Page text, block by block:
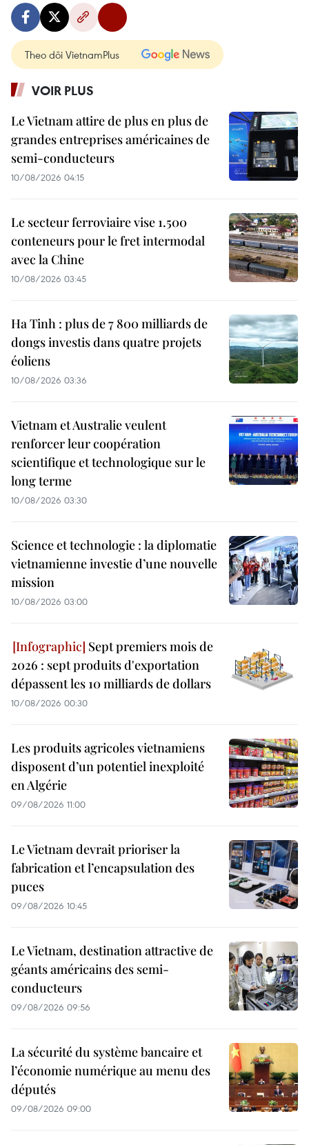
Theo dõi VietnamPlus
VOIR PLUS
Le Vietnam attire de plus en plus de
grandes entreprises américaines de
semi-conducteurs
10/08/2026 04:15
Le secteur ferroviaire vise 1.500
conteneurs pour le fret intermodal
avec la Chine
10/08/2026 03:45
Ha Tinh : plus de 7 800 milliards de
dongs investis dans quatre projets
éoliens
10/08/2026 03:36
Vietnam et Australie veulent
renforcer leur coopération
scientifique et technologique sur le
long terme
10/08/2026 03:30
Science et technologie : la diplomatie
vietnamienne investie d’une nouvelle
mission
10/08/2026 03:00
Sept premiers mois de
2026 : sept produits d'exportation
dépassent les 10 milliards de dollars
10/08/2026 00:30
Les produits agricoles vietnamiens
disposent d’un potentiel inexploité
en Algérie
09/08/2026 11:00
Le Vietnam devrait prioriser la
fabrication et l’encapsulation des
puces
09/08/2026 10:45
Le Vietnam, destination attractive de
géants américains des semi-
conducteurs
09/08/2026 09:56
La sécurité du système bancaire et
l’économie numérique au menu des
députés
09/08/2026 09:00